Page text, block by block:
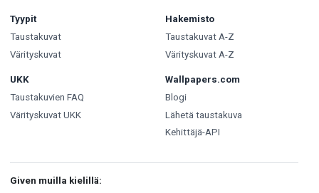
Tyypit
Taustakuvat
Värityskuvat
Hakemisto
Taustakuvat A-Z
Värityskuvat A-Z
UKK
Taustakuvien FAQ
Värityskuvat UKK
Wallpapers.com
Blogi
Lähetä taustakuva
Kehittäjä-API
Given muilla kielillä: